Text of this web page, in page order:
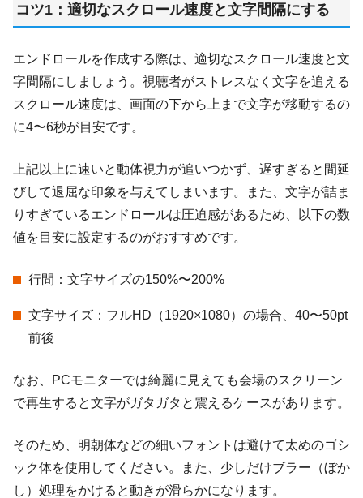
コツ1：適切なスクロール速度と文字間隔にする
エンドロールを作成する際は、適切なスクロール速度と文
字間隔にしましょう。視聴者がストレスなく文字を追える
スクロール速度は、画面の下から上まで文字が移動するの
に4〜6秒が目安です。
上記以上に速いと動体視力が追いつかず、遅すぎると間延
びして退屈な印象を与えてしまいます。また、文字が詰ま
りすぎているエンドロールは圧迫感があるため、以下の数
値を目安に設定するのがおすすめです。
行間：文字サイズの150%〜200%
文字サイズ：フルHD（1920×1080）の場合、40〜50pt
前後
なお、PCモニターでは綺麗に見えても会場のスクリーン
で再生すると文字がガタガタと震えるケースがあります。
そのため、明朝体などの細いフォントは避けて太めのゴシ
ック体を使用してください。また、少しだけブラー（ぼか
し）処理をかけると動きが滑らかになります。